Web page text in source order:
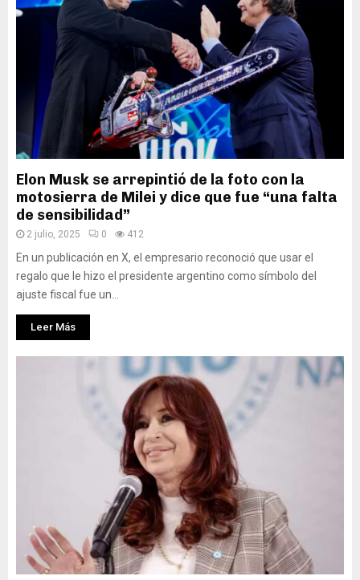
Elon Musk se arrepintió de la foto con la
motosierra de Milei y dice que fue “una falta
de sensibilidad”
2 julio, 2025 0 412
En un publicación en X, el empresario reconoció que usar el
regalo que le hizo el presidente argentino como símbolo del
ajuste fiscal fue un...
Leer Más